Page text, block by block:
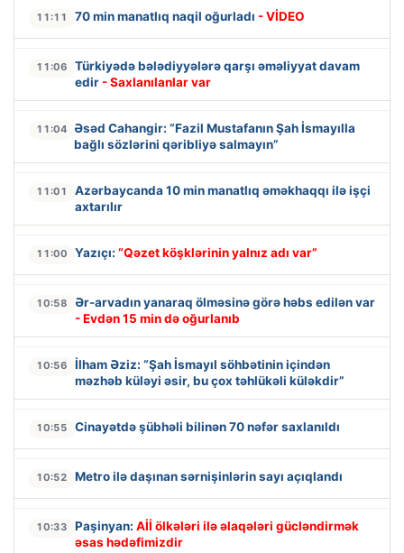
11:11 70 min manatlıq naqil oğurladı - VİDEO
11:06
Türkiyədə bələdiyyələrə qarşı əməliyyat davam
edir - Saxlanılanlar var
11:04
Əsəd Cahangir: “Fazil Mustafanın Şah İsmayılla
bağlı sözlərini qəribliyə salmayın”
11:01
Azərbaycanda 10 min manatlıq əməkhaqqı ilə işçi
axtarılır
11:00 Yazıçı: “Qəzet köşklərinin yalnız adı var”
10:58
Ər-arvadın yanaraq ölməsinə görə həbs edilən var
- Evdən 15 min də oğurlanıb
10:56
İlham Əziz: “Şah İsmayıl söhbətinin içindən
məzhəb küləyi əsir, bu çox təhlükəli küləkdir”
10:55 Cinayətdə şübhəli bilinən 70 nəfər saxlanıldı
10:52 Metro ilə daşınan sərnişinlərin sayı açıqlandı
10:33 Paşinyan: Aİİ ölkələri ilə əlaqələri gücləndirmək
əsas hədəfimizdir